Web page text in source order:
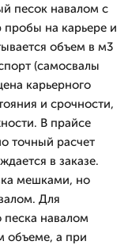
песок навалом с
пробы на карьере и
объем в м3
(самосвалы
карьерного
и срочности,
В прайсе
точный расчет
в заказе.
мешками, но
Для
песка навалом
объеме, а при